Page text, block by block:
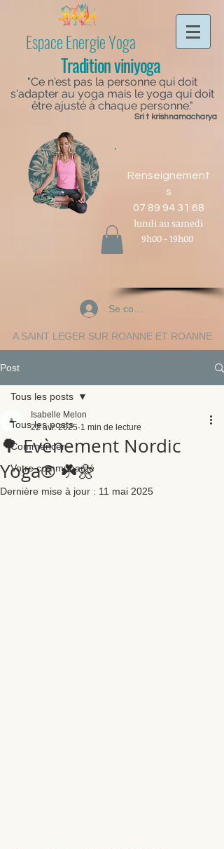
Espace Energie Yoga
Tradition viniyoga
"Ce n'est pas la personne qui doit
s'adapter au yoga mais le yoga qui doit
être ajusté à chaque personne."
Sri t krishnamacharya
Renseignement
s
07 89 94 31 68
lundi au samedi
9h00 - 19h00
Se connecter
A SAINT LEGER SUR ROANNE ET ROANNE
Post
Tous les posts
Commencer
Votre communauté
Tous les posts
🌳 Evènement Nordic
Yoga® ☘️🌼
Isabelle Melon
22 avr. 2025 1 min de lecture
Dernière mise à jour : 11 mai 2025